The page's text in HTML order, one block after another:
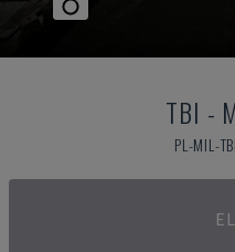
TBI -
PL-MIL-